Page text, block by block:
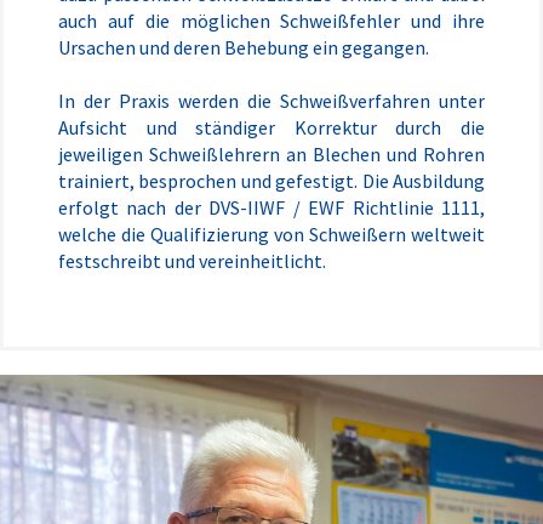
auch auf die möglichen Schweißfehler und ihre
Ursachen und deren Behebung ein gegangen.
In der Praxis werden die Schweißverfahren unter
Aufsicht und ständiger Korrektur durch die
jeweiligen Schweißlehrern an Blechen und Rohren
trainiert, besprochen und gefestigt. Die Ausbildung
erfolgt nach der DVS-IIWF / EWF Richtlinie 1111,
welche die Qualifizierung von Schweißern weltweit
festschreibt und vereinheitlicht.